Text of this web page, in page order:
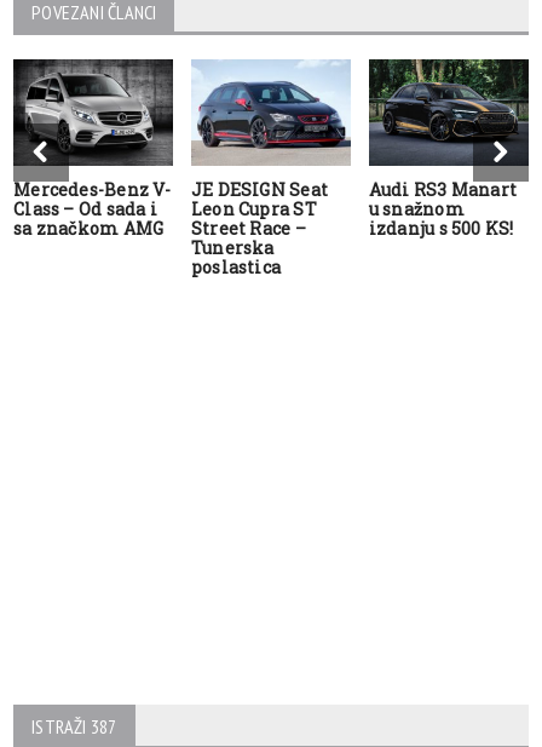
POVEZANI ČLANCI
Mercedes-Benz V-
Class – Od sada i
sa značkom AMG
JE DESIGN Seat
Leon Cupra ST
Street Race –
Tunerska
poslastica
Audi RS3 Manart
u snažnom
izdanju s 500 KS!
ISTRAŽI 387